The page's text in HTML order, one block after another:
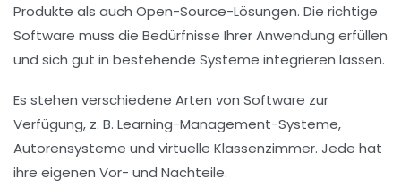
Produkte als auch Open-Source-Lösungen. Die richtige
Software muss die Bedürfnisse Ihrer Anwendung erfüllen
und sich gut in bestehende Systeme integrieren lassen.
Es stehen verschiedene Arten von Software zur
Verfügung, z. B. Learning-Management-Systeme,
Autorensysteme und virtuelle Klassenzimmer. Jede hat
ihre eigenen Vor- und Nachteile.